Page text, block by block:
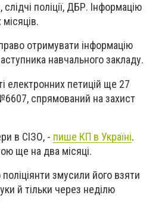
поліції, ДБР. Інформацію
отримувати інформацію
навчального закладу.
електронних петицій ще 27
спрямований на захист
в СІЗО, - пише КП в Україні.
ще на два місяці.
змусили його взяти
й тільки через неділю